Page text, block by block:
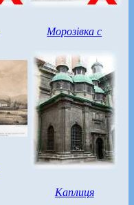
Морозівка с
Каплиця